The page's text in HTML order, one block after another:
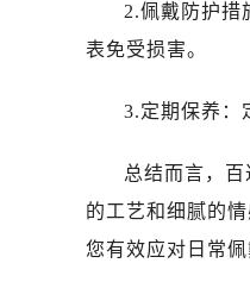
2.佩戴防护措
表免受损害。
3.定期保养：
总结而言，
的工艺和细腻的
您有效应对日常